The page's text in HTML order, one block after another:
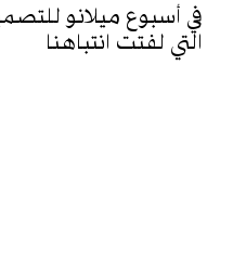
التي لفتت انتباهنا